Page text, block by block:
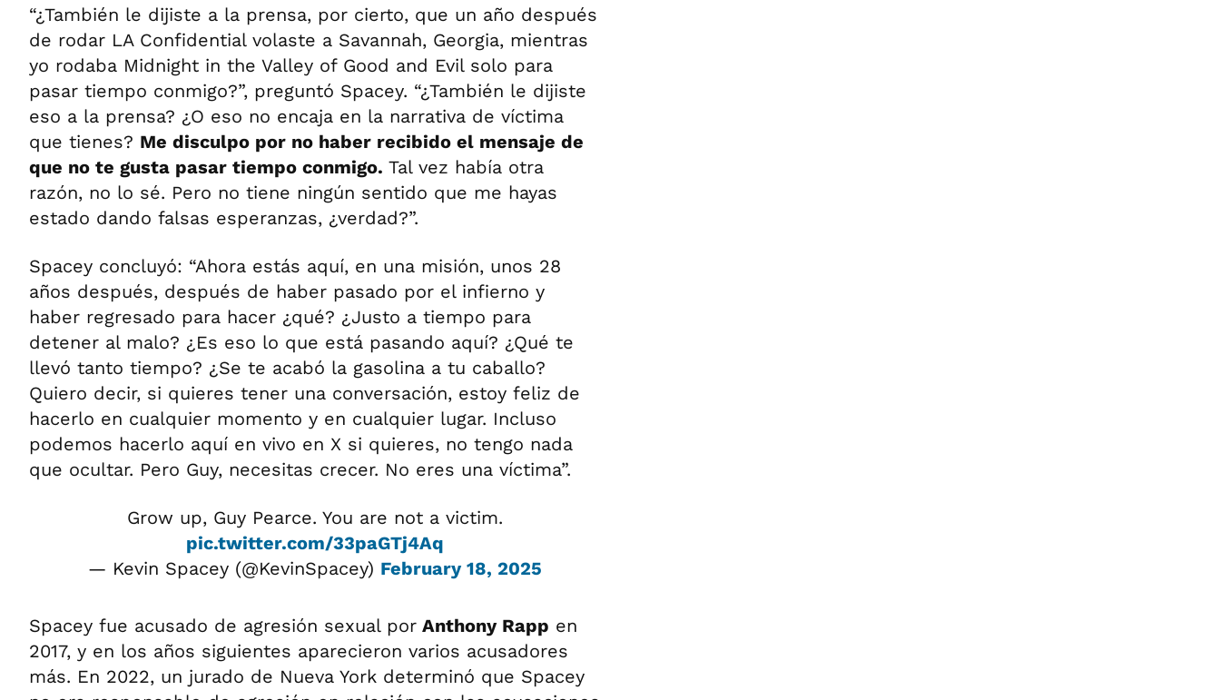
“¿También le dijiste a la prensa, por cierto, que un año después
de rodar LA Confidential volaste a Savannah, Georgia, mientras
yo rodaba Midnight in the Valley of Good and Evil solo para
pasar tiempo conmigo?”, preguntó Spacey. “¿También le dijiste
eso a la prensa? ¿O eso no encaja en la narrativa de víctima
que tienes? Me disculpo por no haber recibido el mensaje de
que no te gusta pasar tiempo conmigo. Tal vez había otra
razón, no lo sé. Pero no tiene ningún sentido que me hayas
estado dando falsas esperanzas, ¿verdad?”.
Spacey concluyó: “Ahora estás aquí, en una misión, unos 28
años después, después de haber pasado por el infierno y
haber regresado para hacer ¿qué? ¿Justo a tiempo para
detener al malo? ¿Es eso lo que está pasando aquí? ¿Qué te
llevó tanto tiempo? ¿Se te acabó la gasolina a tu caballo?
Quiero decir, si quieres tener una conversación, estoy feliz de
hacerlo en cualquier momento y en cualquier lugar. Incluso
podemos hacerlo aquí en vivo en X si quieres, no tengo nada
que ocultar. Pero Guy, necesitas crecer. No eres una víctima”.
Grow up, Guy Pearce. You are not a victim.
pic.twitter.com/33paGTj4Aq
— Kevin Spacey (@KevinSpacey) February 18, 2025
Spacey fue acusado de agresión sexual por Anthony Rapp en
2017, y en los años siguientes aparecieron varios acusadores
más. En 2022, un jurado de Nueva York determinó que Spacey